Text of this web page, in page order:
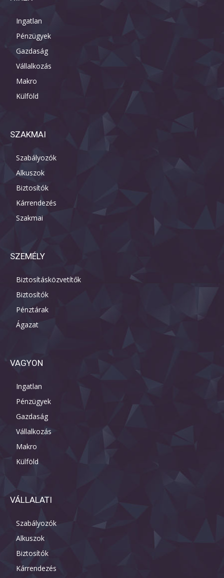
Ingatlan
Pénzügyek
Gazdaság
Vállalkozás
Makro
Külföld
SZAKMAI
Szabályozók
Alkuszok
Biztosítók
Kárrendezés
Szakmai
SZEMÉLY
Biztosításközvetítők
Biztosítók
Pénztárak
Ágazat
VAGYON
Ingatlan
Pénzügyek
Gazdaság
Vállalkozás
Makro
Külföld
VÁLLALATI
Szabályozók
Alkuszok
Biztosítók
Kárrendezés